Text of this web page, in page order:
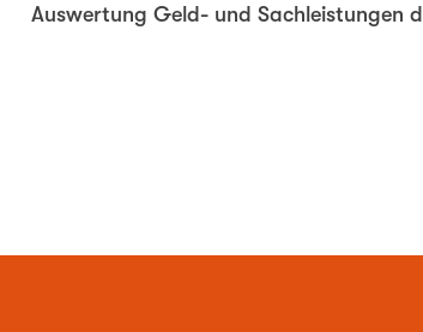
Auswertung Geld- und Sachleistungen